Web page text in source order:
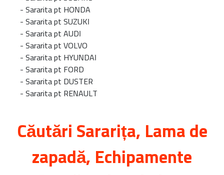
- Sararita pt HONDA
- Sararita pt SUZUKI
- Sararita pt AUDI
- Sararita pt VOLVO
- Sararita pt HYUNDAI
- Sararita pt FORD
- Sararita pt DUSTER
- Sararita pt RENAULT
Căutări Sararița, Lama de
zapadă, Echipamente